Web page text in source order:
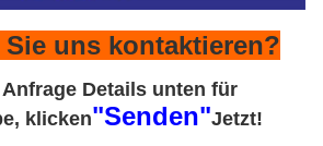
uns kontaktieren?
Details unten für
klicken"Senden"Jetzt!